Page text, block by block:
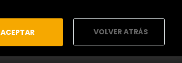
ACEPTAR VOLVER ATRÁS